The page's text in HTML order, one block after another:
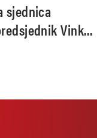
sjednica
Vinko